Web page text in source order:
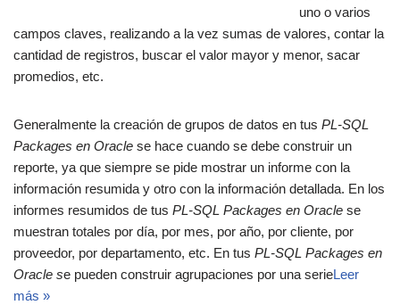
uno o varios
campos claves, realizando a la vez sumas de valores, contar la
cantidad de registros, buscar el valor mayor y menor, sacar
promedios, etc.
Generalmente la creación de grupos de datos en tus PL-SQL
Packages en Oracle se hace cuando se debe construir un
reporte, ya que siempre se pide mostrar un informe con la
información resumida y otro con la información detallada. En los
informes resumidos de tus PL-SQL Packages en Oracle se
muestran totales por día, por mes, por año, por cliente, por
proveedor, por departamento, etc. En tus PL-SQL Packages en
Oracle se pueden construir agrupaciones por una serieLeer
más »